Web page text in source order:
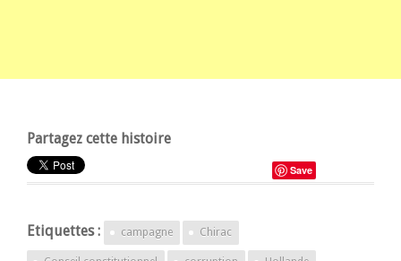
Partagez cette histoire
Save
Etiquettes : campagne Chirac